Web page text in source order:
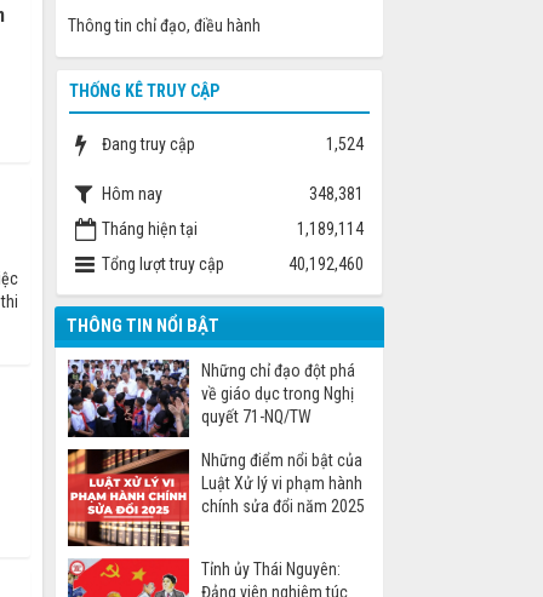
Thông tin chỉ đạo, điều hành
THỐNG KÊ TRUY CẬP
Đang truy cập 1,524
Hôm nay
348,381
Tháng hiện tại
1,189,114
Tổng lượt truy cập
40,192,460
THÔNG TIN NỔI BẬT
Những chỉ đạo đột phá
về giáo dục trong Nghị
quyết 71-NQ/TW
Những điểm nổi bật của
Luật Xử lý vi phạm hành
chính sửa đổi năm 2025
Tỉnh ủy Thái Nguyên:
Đảng viên nghiêm túc